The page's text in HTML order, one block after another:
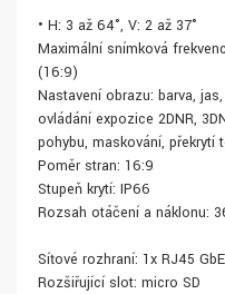
• H: 3 až 64°, V: 2 až 37°
Maximální snímková
(16:9)
Nastavení obrazu: barva,
ovládání expozice 2DNR,
pohybu, maskování, překrytí
Poměr stran: 16:9
Stupeň krytí: IP66
Rozsah otáčení a náklonu:
Síťové rozhraní: 1x RJ45 GbE
Rozšiřující slot: micro SD